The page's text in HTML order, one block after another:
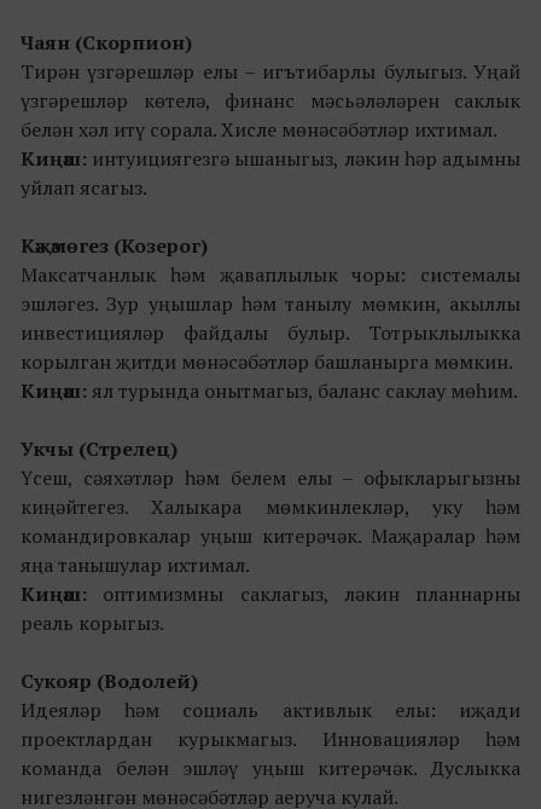
Чаян (Скорпион)
Тирән үзгәрешләр елы – игътибарлы булыгыз. Уңай
үзгәрешләр көтелә, финанс мәсьәләләрен саклык
белән хәл итү сорала. Хисле мөнәсәбәтләр ихтимал.
Киңәш: интуициягезгә ышаныгыз, ләкин һәр адымны
уйлап ясагыз.
Кәҗәмөгез (Козерог)
Максатчанлык һәм җаваплылык чоры: системалы
эшләгез. Зур уңышлар һәм танылу мөмкин, акыллы
инвестицияләр файдалы булыр. Тотрыклылыкка
корылган җитди мөнәсәбәтләр башланырга мөмкин.
Киңәш: ял турында онытмагыз, баланс саклау мөһим.
Укчы (Стрелец)
Үсеш, сәяхәтләр һәм белем елы – офыкларыгызны
киңәйтегез. Халыкара мөмкинлекләр, уку һәм
командировкалар уңыш китерәчәк. Маҗаралар һәм
яңа танышулар ихтимал.
Киңәш: оптимизмны саклагыз, ләкин планнарны
реаль корыгыз.
Сукояр (Водолей)
Идеяләр һәм социаль активлык елы: иҗади
проектлардан курыкмагыз. Инновацияләр һәм
команда белән эшләү уңыш китерәчәк. Дуслыкка
нигезләнгән мөнәсәбәтләр аеруча кулай.